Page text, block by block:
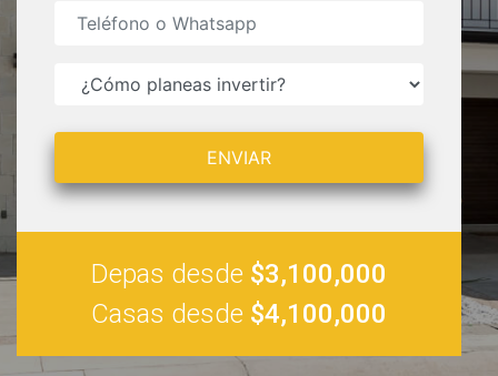
Depas desde $3,100,000
Casas desde $4,100,000